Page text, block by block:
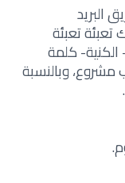
البريد
تعبئة
الكنية- كلمة
وبالنسبة